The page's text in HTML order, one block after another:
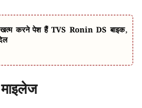
खत्म करने पेश हैं TVS Ronin DS बाइक,